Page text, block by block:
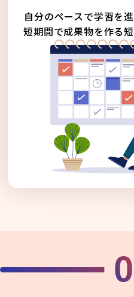
自分のペースで学習を
短期間で成果物を作る